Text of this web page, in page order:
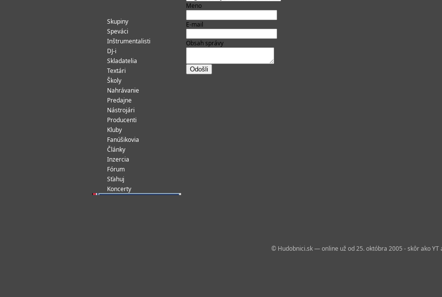
Skupiny
Speváci
Inštrumentalisti
DJ-i
Skladatelia
Textári
Školy
Nahrávanie
Predajne
Nástrojári
Producenti
Kluby
Fanúšikovia
Články
Inzercia
Fórum
Sťahuj
Koncerty
Meno
E-mail
Obsah správy
© Hudobnici.sk — online už od 25. októbra 2005 - skôr ako YT